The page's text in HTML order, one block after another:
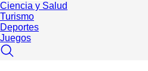
Ciencia y Salud
Turismo
Deportes
Juegos